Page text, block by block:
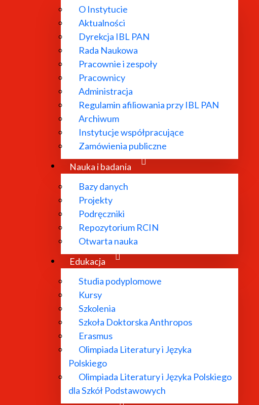
O Instytucie
Aktualności
Dyrekcja IBL PAN
Rada Naukowa
Pracownie i zespoły
Pracownicy
Administracja
Regulamin afiliowania przy IBL PAN
Archiwum
Instytucje współpracujące
Zamówienia publiczne
Nauka i badania
Bazy danych
Projekty
Podręczniki
Repozytorium RCIN
Otwarta nauka
Edukacja
Studia podyplomowe
Kursy
Szkolenia
Szkoła Doktorska Anthropos
Erasmus
Olimpiada Literatury i Języka
Polskiego
Olimpiada Literatury i Języka Polskiego
dla Szkół Podstawowych
powołany w
historia literatury
bibliograficzne i
oraz edytorskie.